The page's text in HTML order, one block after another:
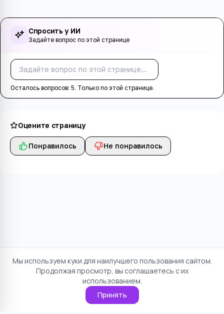
Спросить у ИИ
Задайте вопрос по этой странице
Осталось вопросов: 5. Только по этой странице.
Оцените страницу
Понравилось Не понравилось
Мы используем куки для наилучшего пользования сайтом.
Продолжая просмотр, вы соглашаетесь с их
использованием.
Принять